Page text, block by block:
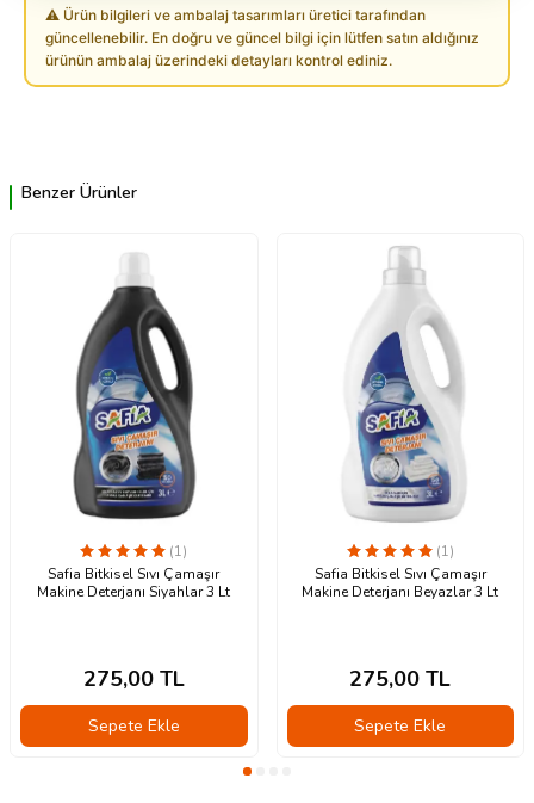
⚠ Ürün bilgileri ve ambalaj tasarımları üretici tarafından
güncellenebilir. En doğru ve güncel bilgi için lütfen satın aldığınız
ürünün ambalaj üzerindeki detayları kontrol ediniz.
Benzer Ürünler
(1)
Safia Bitkisel Sıvı Çamaşır
Makine Deterjanı Siyahlar 3 Lt
275,00TL
Sepete Ekle
(1)
Safia Bitkisel Sıvı Çamaşır
Makine Deterjanı Beyazlar 3 Lt
275,00 TL
Sepete Ekle